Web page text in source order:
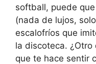
softball, puede
(nada de lujos,
escalofríos que
la discoteca. ¿Otro
que te hace sentir